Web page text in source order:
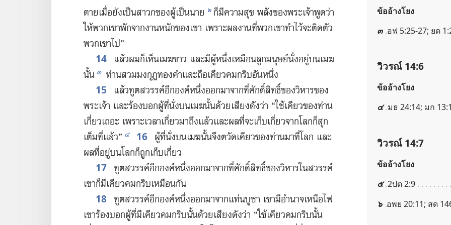
ตาย​เมื่อ​ยัง​เป็น​สาวก​ของ​ผู้​เป็น​นาย ๒ ก็​มี​ความ​สุข พลัง​ของ​พระเจ้า​พูด​ว่า
ให้​พวก​เขา​พัก​จาก​งาน​หนัก​ของ​เขา เพราะ​ผล​งาน​ที่​พวก​เขา​ทำ​ไว้​จะ​ติด​ตัว​
พวก​เขา​ไป”
14
แล้ว​ผม​ก็​เห็น​เมฆ​ขาว และ​มี​ผู้​หนึ่ง​เหมือน​ลูก​มนุษย์​นั่ง​อยู่​บน​เมฆ​
นั้น ๓ ท่าน​สวม​มงกุฎ​ทองคำ​และ​ถือ​เคียว​คม​กริบ​อัน​หนึ่ง
15
แล้ว​ทูตสวรรค์​อีก​องค์​หนึ่ง​ออก​มา​จาก​ที่​ศักดิ์สิทธิ์​ของ​วิหาร​ของ​
พระเจ้า และ​ร้อง​บอก​ผู้​ที่​นั่ง​บน​เมฆ​นั้น​ด้วย​เสียง​ดัง​ว่า “ใช้​เคียว​ของ​ท่าน​
เกี่ยว​เถอะ เพราะ​เวลา​เกี่ยว​มา​ถึง​แล้ว​และ​ผล​ที่​จะ​เก็บ​เกี่ยว​จาก​โลก​ก็​สุก​
เต็ม​ที่​แล้ว” ๔ 16 ผู้​ที่​นั่ง​บน​เมฆ​นั้น​จึง​ตวัด​เคียว​ของ​ท่าน​มา​ที่​โลก และ​
ผล​ที่​อยู่​บน​โลก​ก็​ถูก​เก็บ​เกี่ยว
17 ทูตสวรรค์​อีก​องค์​หนึ่ง​ออก​มา​จาก​ที่​ศักดิ์สิทธิ์​ของ​วิหาร​ใน​สวรรค์
เขา​ก็​มี​เคียว​คม​กริบ​เหมือน​กัน
18 ทูตสวรรค์​อีก​องค์​หนึ่ง​ออก​มา​จาก​แท่น​บูชา เขา​มี​อำนาจ​เหนือ​ไฟ
เขา​ร้อง​บอก​ผู้​ที่​มี​เคียว​คม​กริบ​นั้น​ด้วย​เสียง​ดัง​ว่า “ใช้​เคียว​คม​กริบ​นั้น​
ข้ออ้างโยง
๓ อฟ 5:25-27; ยด
วิวรณ์ 14:6
ข้ออ้างโยง
๔ มธ 24:14; มก
วิวรณ์ 14:7
ข้ออ้างโยง
๕ 2ปต 2:9
๖ อพย 20:11; สด